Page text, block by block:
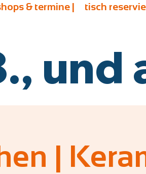
& termine | tisch
|